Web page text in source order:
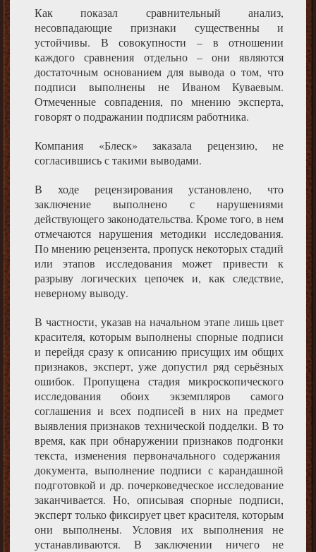
Как показал сравнительный анализ,
несовпадающие признаки существенны и
устойчивы. В совокупности – в отношении
каждого сравнения отдельно – они являются
достаточным основанием для вывода о том, что
подписи выполнены не Иваном Куваевым.
Отмеченные совпадения, по мнению эксперта,
говорят о подражании подписям работника.
Компания «Блеск» заказала рецензию, не
согласившись с такими выводами.
В ходе рецензирования установлено, что
заключение выполнено с нарушениями
действующего законодательства. Кроме того, в нем
отмечаются нарушения методики исследования.
По мнению рецензента, пропуск некоторых стадий
или этапов исследования может привести к
разрыву логических цепочек и, как следствие,
неверному выводу.
В частности, указав на начальном этапе лишь цвет
красителя, которым выполнены спорные подписи
и перейдя сразу к описанию присущих им общих
признаков, эксперт, уже допустил ряд серьёзных
ошибок. Пропущена стадия микроскопического
исследования обоих экземпляров самого
соглашения и всех подписей в них на предмет
выявления признаков технической подделки. В то
время, как при обнаружении признаков подгонки
текста, изменения первоначального содержания
документа, выполнение подписи с карандашной
подготовкой и др. почерковедческое исследование
заканчивается. Но, описывая спорные подписи,
эксперт только фиксирует цвет красителя, которым
они выполнены. Условия их выполнения не
устанавливаются. В заключении ничего не